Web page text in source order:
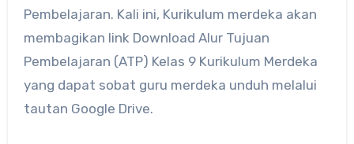
Pembelajaran. Kali ini, Kurikulum merdeka akan
membagikan link Download Alur Tujuan
Pembelajaran (ATP) Kelas 9 Kurikulum Merdeka
yang dapat sobat guru merdeka unduh melalui
tautan Google Drive.